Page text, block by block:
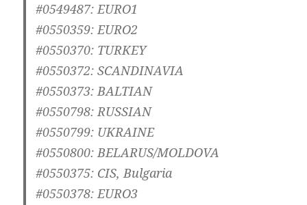
#0549487: EURO1
#0550359: EURO2
#0550370: TURKEY
#0550372: SCANDINAVIA
#0550373: BALTIAN
#0550798: RUSSIAN
#0550799: UKRAINE
#0550800: BELARUS/MOLDOVA
#0550375: CIS, Bulgaria
#0550378: EURO3